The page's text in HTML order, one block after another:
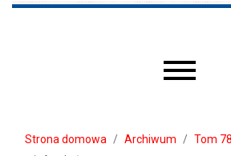
Strona domowa Archiwum
Tom